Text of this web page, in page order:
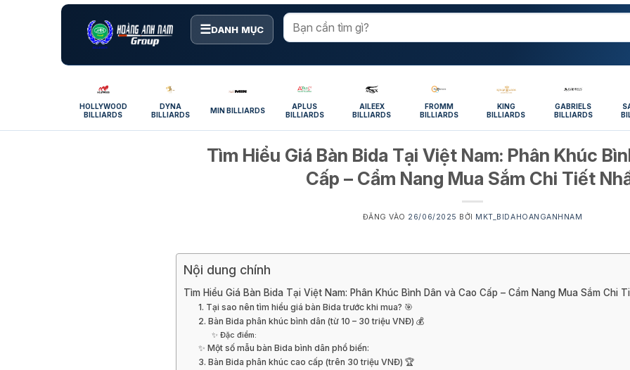
☰DANH MỤC
HOLLYWOOD
BILLIARDS
DYNA
BILLIARDS
MIN BILLIARDS
APLUS
BILLIARDS
AILEEX
BILLIARDS
FROMM
BILLIARDS
KING
BILLIARDS
GABRIELS
BILLIARDS
Tìm Hiểu Giá Bàn Bida Tại Việt Nam: Phân Khúc
Cấp – Cẩm Nang Mua Sắm Chi Tiết
ĐĂNG VÀO 26/06/2025 BỞI MKT_BIDAHOANGANHNAM
Nội dung chính
Tìm Hiểu Giá Bàn Bida Tại Việt Nam: Phân Khúc Bình Dân và Cao Cấp – Cẩm Nang Mua Sắm Chi
1. Tại sao nên tìm hiểu giá bàn Bida trước khi mua? 🎯
2. Bàn Bida phân khúc bình dân (từ 10 – 30 triệu VNĐ) 💰
✨ Đặc điểm:
✨ Một số mẫu bàn Bida bình dân phổ biến:
3. Bàn Bida phân khúc cao cấp (trên 30 triệu VNĐ) 🏆